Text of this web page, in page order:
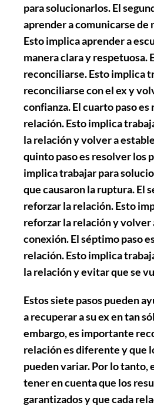
para solucionarlos. El
aprender a comunicarsede
Esto implica aprender a
manera clara y respetuosa.
reconciliarse. Esto implica
reconciliarse con el ex y
confianza. El cuarto paso es
relación. Esto implica
la relación y volver a
quinto paso esresolver los
implica trabajar para
que causaron la ruptura. El
reforzar la relación. Esto
reforzar la relación y volver
conexión. El séptimo paso
relación. Esto implica
la relación y evitar que se
Estos siete pasos pueden
a recuperar a su ex en tan
embargo, es importante
relación es diferente y que
pueden variar. Por lo tanto,
tener en cuenta que los
garantizados y que cada